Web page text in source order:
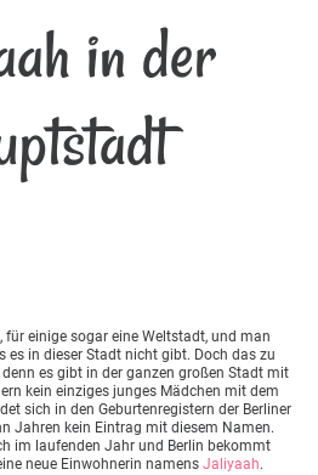
in der
für einige sogar eine Weltstadt, und man
es in dieser Stadt nicht gibt. Doch das zu
es gibt in der ganzen großen Stadt mit
kein einziges junges Mädchen mit dem
sich in den Geburtenregistern der Berliner
Jahren kein Eintrag mit diesem Namen.
im laufenden Jahr und Berlin bekommt
neue Einwohnerin namens Jaliyaah.